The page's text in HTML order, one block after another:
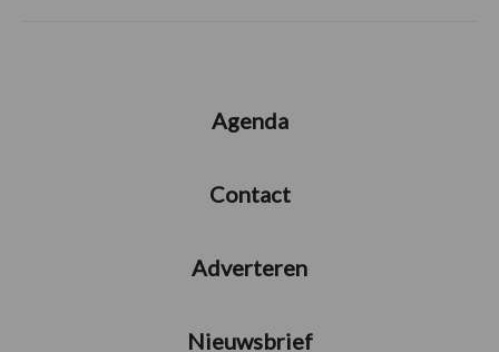
Agenda
Contact
Adverteren
Nieuwsbrief